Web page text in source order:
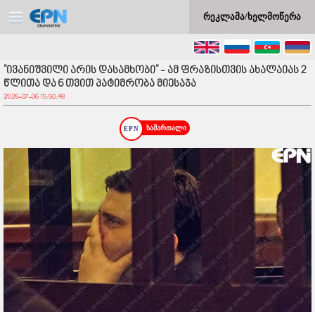
რეკლამა/ხელმოწერა
"ივანიშვილი არის დასამხობი" - ამ ფრაზისთვის ახალაიას 2
წლითა და 6 თვით პატიმრობა მიესაჯა
2026-07-06 15:50:48
სამართალი